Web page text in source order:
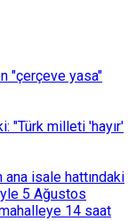
"çerçeve yasa"
"Türk milleti 'hayır'
ana isale hattındaki
5 Ağustos
14 saat